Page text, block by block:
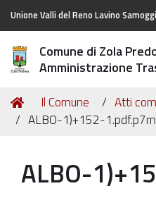
Unione Valli del Reno Lavino
Comune di Zola
Amministrazione
Tu
sei
Home
Il Comune Atti
ALBO-1)+152-1.pdf.p7m
ALBO-